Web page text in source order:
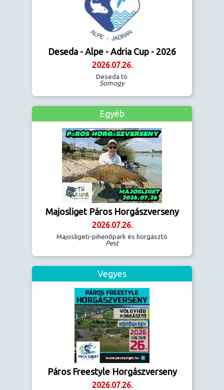
Deseda - Alpe - Adria Cup - 2026
2026.07.26.
Deseda tó
Somogy
Egyéb
Majosliget Páros Horgászverseny
2026.07.26.
Majosligeti-pihenőpark és horgásztó
Pest
Vegyes
Páros Freestyle Horgászverseny
2026.07.26.